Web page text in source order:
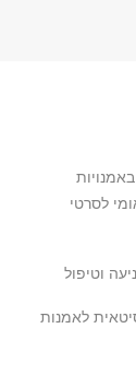
לסרטי
וטיפול
לאמנות